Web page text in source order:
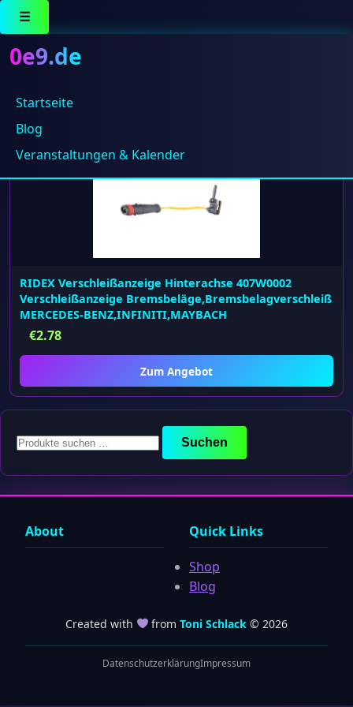
☰
0e9.de
Startseite
Blog
Veranstaltungen & Kalender
RIDEX Verschleißanzeige Hinterachse 407W0002
Verschleißanzeige Bremsbeläge,Bremsbelagverschleiß
MERCEDES-BENZ,INFINITI,MAYBACH
€2.78
Zum Angebot
Suchen
nach:
Suchen
About Quick Links
Shop
Blog
Created with fromToni Schlack © 2026
DatenschutzerklärungImpressum